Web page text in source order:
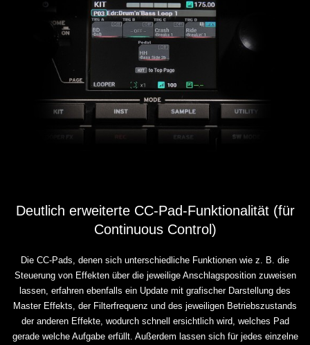
Deutlich erweiterte CC-Pad-Funktionalität (für
Continuous Control)
Die CC-Pads, denen sich unterschiedliche Funktionen wie z. B. die
Steuerung von Effekten über die jeweilige Anschlagsposition zuweisen
lassen, erfahren ebenfalls ein Update mit grafischer Darstellung des
Master Effekts, der Filterfrequenz und des jeweiligen Betriebszustands
der anderen Effekte, wodurch schnell ersichtlich wird, welches Pad
gerade welche Aufgabe erfüllt. Außerdem lassen sich für jedes einzelne